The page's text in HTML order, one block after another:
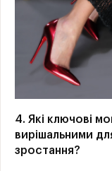
4. Які ключові
вирішальними
зростання?